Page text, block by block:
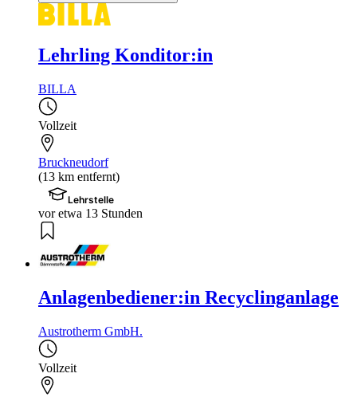
Lehrling Konditor:in
BILLA
Vollzeit
Bruckneudorf
(13 km entfernt)
Lehrstelle
vor etwa 13 Stunden
Anlagenbediener:in Recyclinganlage
Austrotherm GmbH.
Vollzeit